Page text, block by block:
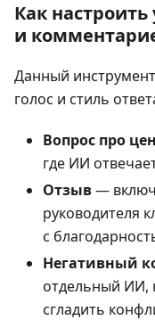
Как
и
Данный
голос и стиль
Вопрос про
где ИИ
Отзыв—
руководителя
с
Негативный
отдельный ИИ,
сгладить